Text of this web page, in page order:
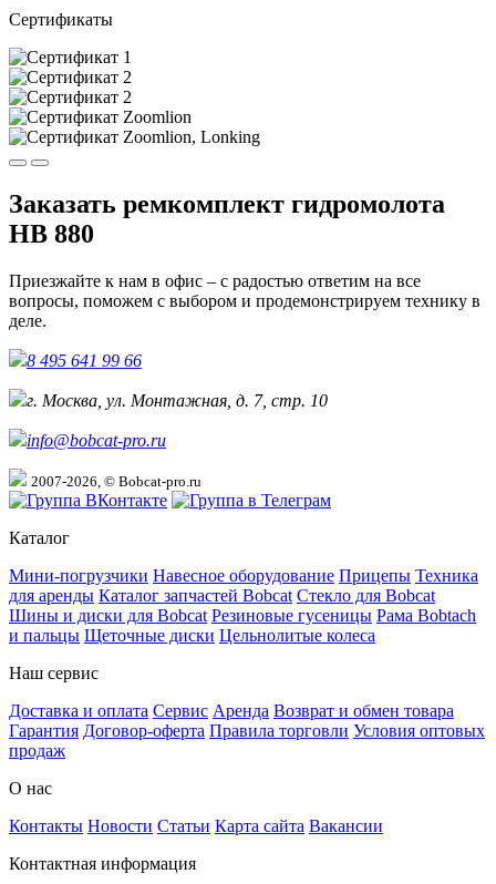
Сертификаты
Заказать ремкомплект гидромолота
HB 880
Приезжайте к нам в офис – с радостью ответим на все
вопросы, поможем с выбором и продемонстрируем технику в
деле.
8 495 641 99 66
г. Москва, ул. Монтажная, д. 7, стр. 10
info@bobcat-pro.ru
2007-2026, © Bobcat-pro.ru
Каталог
Мини-погрузчики Навесное оборудование Прицепы Техника
для аренды Каталог запчастей Bobcat Стекло для Bobcat
Шины и диски для Bobcat Резиновые гусеницы Рама Bobtach
и пальцы Щеточные диски Цельнолитые колеса
Наш сервис
Доставка и оплата Сервис Аренда Возврат и обмен товара
Гарантия Договор-оферта Правила торговли Условия оптовых
продаж
О нас
Контакты Новости Статьи Карта сайта Вакансии
Контактная информация